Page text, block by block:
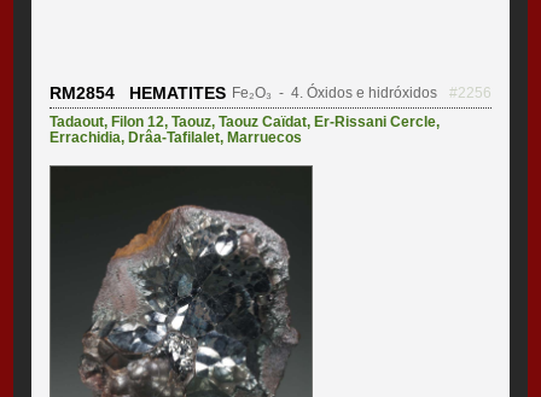
RM2854 HEMATITES Fe₂O₃ - 4. Óxidos e hidróxidos
#2256
Tadaout,Filon 12,Taouz,Taouz Caïdat,Er-Rissani Cercle,
Errachidia,Drâa-Tafilalet,Marruecos